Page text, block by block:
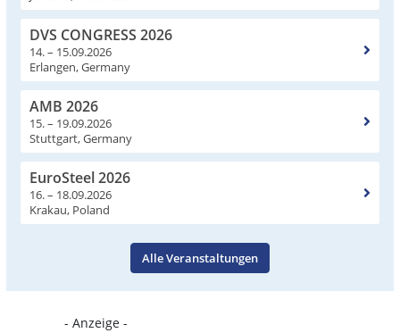
DVS CONGRESS 2026
14. – 15.09.2026
Erlangen, Germany
AMB 2026
15. – 19.09.2026
Stuttgart, Germany
EuroSteel 2026
16. – 18.09.2026
Krakau, Poland
Alle Veranstaltungen
- Anzeige -